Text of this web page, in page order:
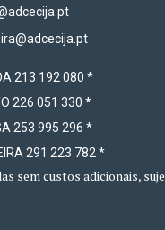
213 192 080 *
226 051 330 *
253 995 296 *
291 223 782 *
sem custos adicionais,